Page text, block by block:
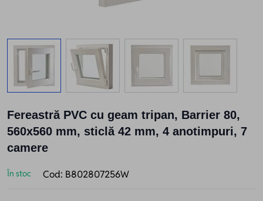
View larger imageView larger imageView larger imageView larger
Fereastră PVC cu geam tripan, Barrier 80,
560x560 mm, sticlă 42 mm, 4 anotimpuri, 7
camere
În stoc Cod: B802807256W